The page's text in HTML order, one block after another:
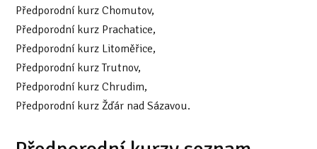
Předporodní kurz Chomutov,
Předporodní kurz Prachatice,
Předporodní kurz Litoměřice,
Předporodní kurz Trutnov,
Předporodní kurz Chrudim,
Předporodní kurz Žďár nad Sázavou.